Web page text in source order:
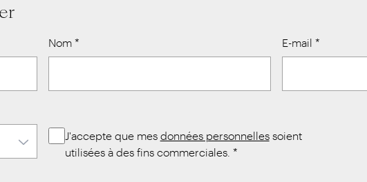
Nom* E-mail *
J'accepte que mes données personnellessoient
utilisées à des fins commerciales. *